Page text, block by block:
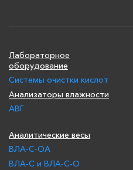
Лабораторное
оборудование
Системы очистки кислот
Анализаторы влажности
АВГ
Аналитические весы
ВЛА-С-ОА
ВЛА-С и ВЛА-С-О